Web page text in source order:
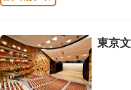
東京